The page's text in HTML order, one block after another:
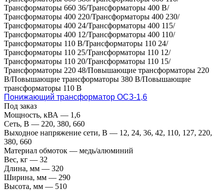
Трансформаторы 660 36/Трансформаторы 400 В/
Трансформаторы 400 220/Трансформаторы 400 230/
Трансформаторы 400 24/Трансформаторы 400 115/
Трансформаторы 400 12/Трансформаторы 400 110/
Трансформаторы 110 В/Трансформаторы 110 24/
Трансформаторы 110 25/Трансформаторы 110 12/
Трансформаторы 110 20/Трансформаторы 110 15/
Трансформаторы 220 48/Повышающие трансформаторы 220
В/Повышающие трансформаторы 380 В/Повышающие
трансформаторы 110 В
Понижающий трансформатор ОСЗ-1,6
Под заказ
Мощность, кВА — 1,6
Сеть, В — 220, 380, 660
Выходное напряжение сети, В — 12, 24, 36, 42, 110, 127, 220,
380, 660
Материал обмоток — медь/алюминий
Вес, кг — 32
Длина, мм — 320
Ширина, мм — 290
Высота, мм — 510